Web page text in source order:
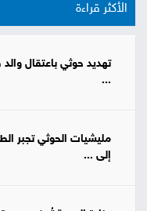
الأكثر قراءة
تهديد حوثي باعتقال
...
مليشيات الحوثي تجبر
إلى ...